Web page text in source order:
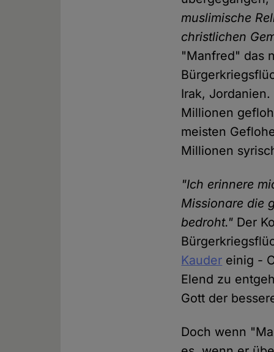
muslimische
christlichen
"Manfred" das
Irak,
Millionen
meisten
Millionen
"Ich erinnere
Missionare die
bedroht." Der
Kauder einig -
Elend zu
Gott der
Doch wenn